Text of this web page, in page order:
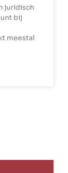
juridisch
bij
meestal